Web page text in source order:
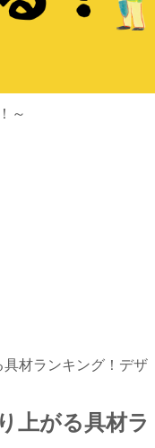
～
材ランキング！デザ
上がる具材ラ